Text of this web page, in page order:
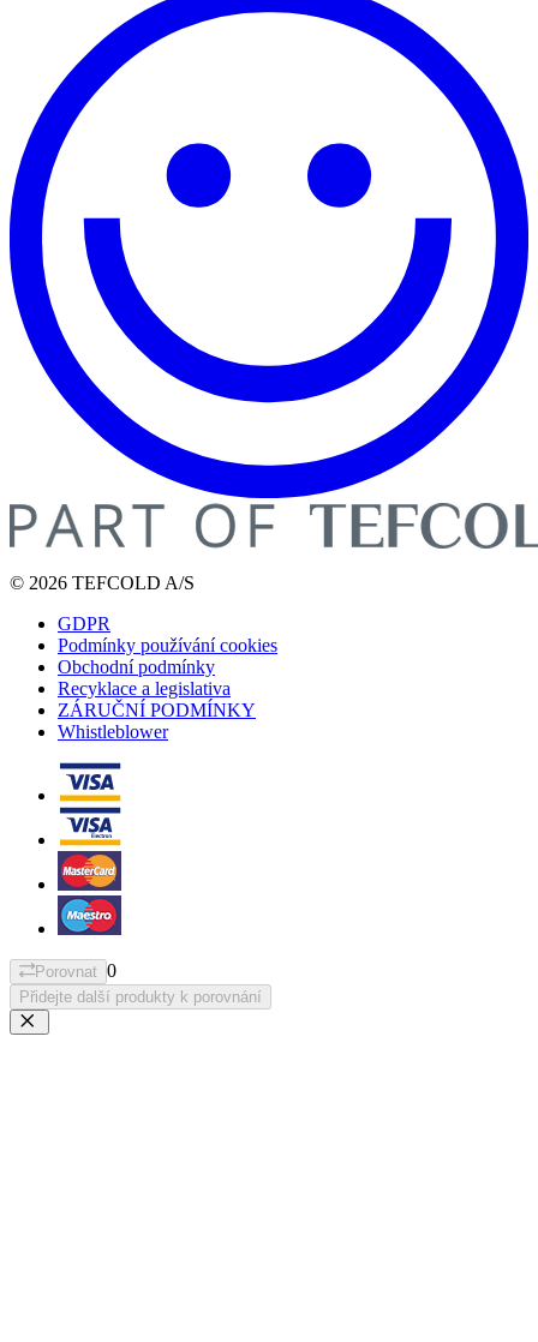
© 2026 TEFCOLD A/S
GDPR
Podmínky používání cookies
Obchodní podmínky
Recyklace a legislativa
ZÁRUČNÍ PODMÍNKY
Whistleblower
Porovnat 0
Přidejte další produkty k porovnání